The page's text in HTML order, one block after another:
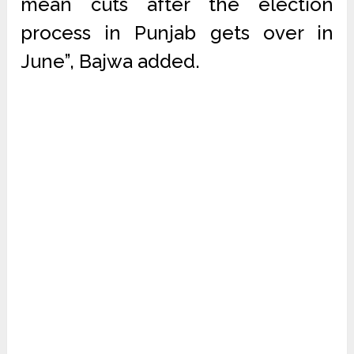
process in Punjab gets over in
June”, Bajwa added.